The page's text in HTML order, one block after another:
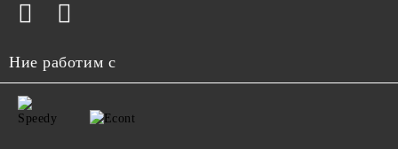
Ние работим с